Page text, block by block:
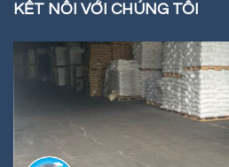
KẾT NỐI VỚI CHÚNG TÔI